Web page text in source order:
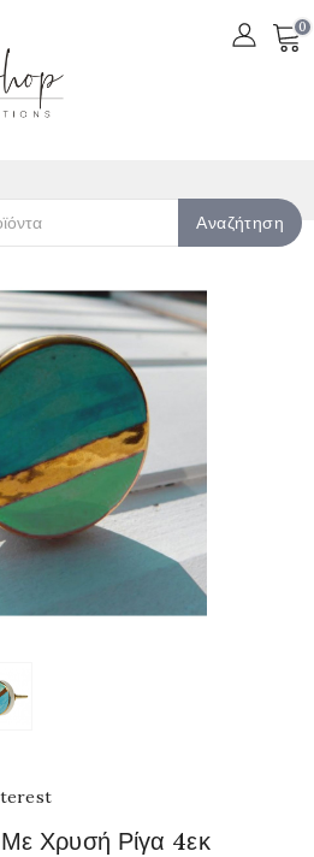
0
Αναζήτηση
Χρυσή Ρίγα 4εκ